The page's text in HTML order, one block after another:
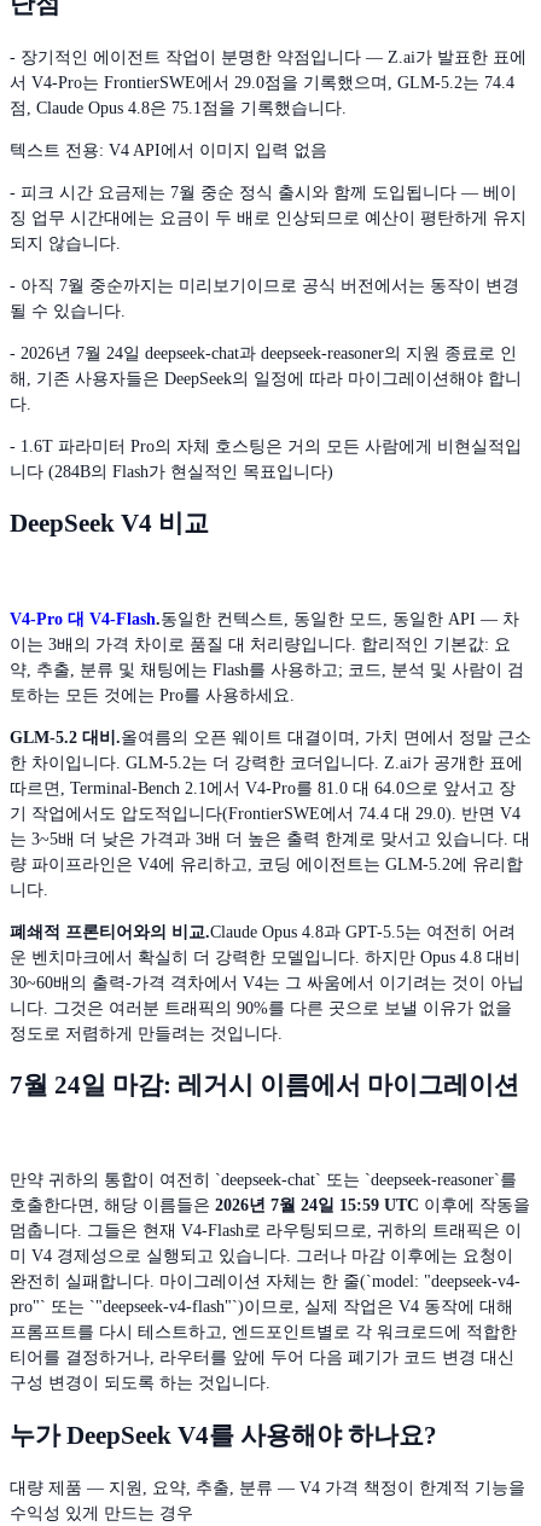
- 장기적인 에이전트 작업이 분명한 약점입니다 — Z.ai가 발표한 표에
서 V4-Pro는 FrontierSWE에서 29.0점을 기록했으며, GLM-5.2는 74.4
점, Claude Opus 4.8은 75.1점을 기록했습니다.
텍스트 전용: V4 API에서 이미지 입력 없음
- 피크 시간 요금제는 7월 중순 정식 출시와 함께 도입됩니다 — 베이
징 업무 시간대에는 요금이 두 배로 인상되므로 예산이 평탄하게 유지
되지 않습니다.
- 아직 7월 중순까지는 미리보기이므로 공식 버전에서는 동작이 변경
될 수 있습니다.
- 2026년 7월 24일 deepseek-chat과 deepseek-reasoner의 지원 종료로 인
해, 기존 사용자들은 DeepSeek의 일정에 따라 마이그레이션해야 합니
다.
- 1.6T 파라미터 Pro의 자체 호스팅은 거의 모든 사람에게 비현실적입
니다 (284B의 Flash가 현실적인 목표입니다)
DeepSeek V4 비교
V4-Pro 대 V4-Flash.동일한 컨텍스트, 동일한 모드, 동일한 API — 차
이는 3배의 가격 차이로 품질 대 처리량입니다. 합리적인 기본값: 요
약, 추출, 분류 및 채팅에는 Flash를 사용하고; 코드, 분석 및 사람이 검
토하는 모든 것에는 Pro를 사용하세요.
GLM-5.2 대비.올여름의 오픈 웨이트 대결이며, 가치 면에서 정말 근소
한 차이입니다. GLM-5.2는 더 강력한 코더입니다. Z.ai가 공개한 표에
따르면, Terminal-Bench 2.1에서 V4-Pro를 81.0 대 64.0으로 앞서고 장
기 작업에서도 압도적입니다(FrontierSWE에서 74.4 대 29.0). 반면 V4
는 3~5배 더 낮은 가격과 3배 더 높은 출력 한계로 맞서고 있습니다. 대
량 파이프라인은 V4에 유리하고, 코딩 에이전트는 GLM-5.2에 유리합
니다.
폐쇄적 프론티어와의 비교.Claude Opus 4.8과 GPT-5.5는 여전히 어려
운 벤치마크에서 확실히 더 강력한 모델입니다. 하지만 Opus 4.8 대비
30~60배의 출력-가격 격차에서 V4는 그 싸움에서 이기려는 것이 아닙
니다. 그것은 여러분 트래픽의 90%를 다른 곳으로 보낼 이유가 없을
정도로 저렴하게 만들려는 것입니다.
7월 24일 마감: 레거시 이름에서 마이그레이션
만약 귀하의 통합이 여전히 `deepseek-chat` 또는 `deepseek-reasoner`를
호출한다면, 해당 이름들은 2026년 7월 24일 15:59 UTC 이후에 작동을
멈춥니다. 그들은 현재 V4-Flash로 라우팅되므로, 귀하의 트래픽은 이
미 V4 경제성으로 실행되고 있습니다. 그러나 마감 이후에는 요청이
완전히 실패합니다. 마이그레이션 자체는 한 줄(`model: "deepseek-v4-
pro"` 또는 `"deepseek-v4-flash"`)이므로, 실제 작업은 V4 동작에 대해
프롬프트를 다시 테스트하고, 엔드포인트별로 각 워크로드에 적합한
티어를 결정하거나, 라우터를 앞에 두어 다음 폐기가 코드 변경 대신
구성 변경이 되도록 하는 것입니다.
누가 DeepSeek V4를 사용해야 하나요?
대량 제품 — 지원, 요약, 추출, 분류 — V4 가격 책정이 한계적 기능을
수익성 있게 만드는 경우